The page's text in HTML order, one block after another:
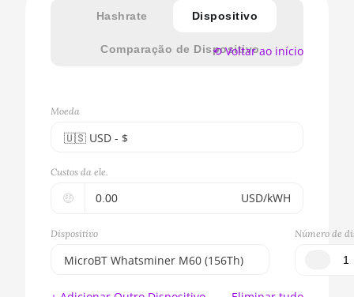
Hashrate Dispositivo
Comparação de Dispositivo
Moeda
🇺🇸ㅤ USD - $
🇪🇺ㅤ EUR - €
🇺🇸ㅤ USD - $
🇬🇧ㅤ GBP - £
Custos da ele.
🤑 USD/kWH
Dispositivo
MicroBT Whatsminer M60 (156Th)
BITMAIN AntMiner S17e (64Th)
Número de
⟲ Voltar ao início